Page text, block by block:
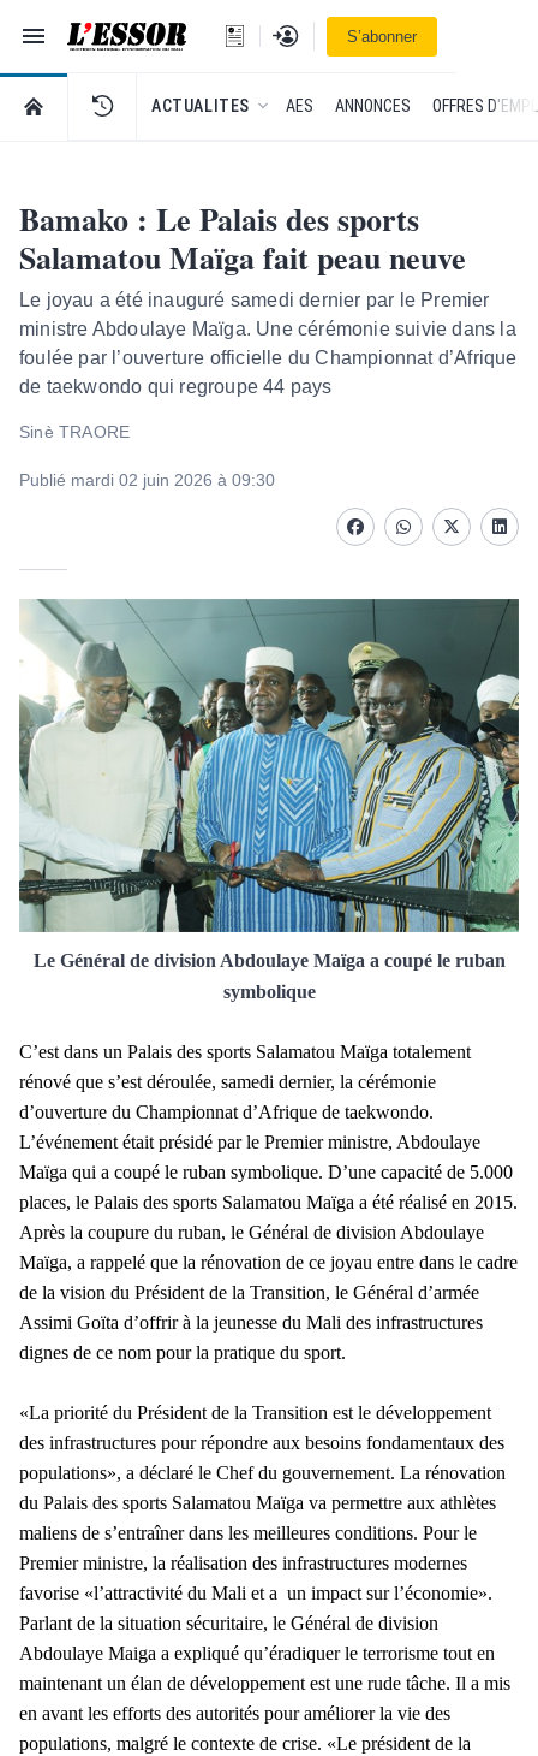
Navigation
L'Essor - retour à la une
Se connecterS’abonner
RETOUR À LA PAGE D’ACCUEIL DE L'ESSOR
ACTUALITES AES ANNONCES OFFRES
Bamako : Le Palais des sports
Salamatou Maïga fait peau neuve
Le joyau a été inauguré samedi dernier par le Premier
ministre Abdoulaye Maïga. Une cérémonie suivie dans la
foulée par l’ouverture officielle du Championnat d’Afrique
de taekwondo qui regroupe 44 pays
Sinè TRAORE
Publié mardi 02 juin 2026 à 09:30
FacebookwhatsappTwitter
Le Général de division Abdoulaye Maïga a coupé le ruban
symbolique
C’est dans un Palais des sports Salamatou Maïga totalement
rénové que s’est déroulée, samedi dernier, la cérémonie
d’ouverture du Championnat d’Afrique de taekwondo.
L’événement était présidé par le Premier ministre, Abdoulaye
Maïga qui a coupé le ruban symbolique. D’une capacité de 5.000
places, le Palais des sports Salamatou Maïga a été réalisé en 2015.
Après la coupure du ruban, le Général de division Abdoulaye
Maïga, a rappelé que la rénovation de ce joyau entre dans le cadre
de la vision du Président de la Transition, le Général d’armée
Assimi Goïta d’offrir à la jeunesse du Mali des infrastructures
dignes de ce nom pour la pratique du sport.
«La priorité du Président de la Transition est le développement
des infrastructures pour répondre aux besoins fondamentaux des
populations», a déclaré le Chef du gouvernement. La rénovation
du Palais des sports Salamatou Maïga va permettre aux athlètes
maliens de s’entraîner dans les meilleures conditions. Pour le
Premier ministre, la réalisation des infrastructures modernes
favorise «l’attractivité du Mali et a un impact sur l’économie».
Parlant de la situation sécuritaire, le Général de division
Abdoulaye Maiga a expliqué qu’éradiquer le terrorisme tout en
maintenant un élan de développement est une rude tâche. Il a mis
en avant les efforts des autorités pour améliorer la vie des
populations, malgré le contexte de crise. «Le président de la